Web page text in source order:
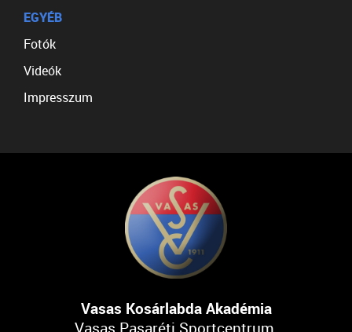
EGYÉB
Fotók
Videók
Impresszum
Vasas Kosárlabda Akadémia
Vasas Pasaréti Sportcentrum,